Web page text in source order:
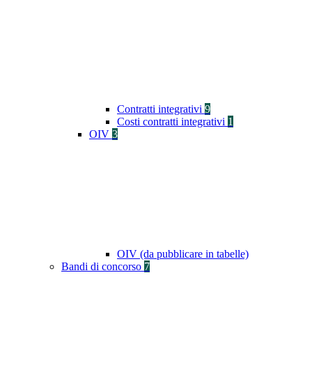
Contratti integrativi 9
Costi contratti integrativi 1
OIV 3
OIV (da pubblicare in tabelle)
Bandi di concorso 7